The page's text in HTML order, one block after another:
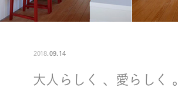
2018.09. 14
大人らしく 、愛らしく 。